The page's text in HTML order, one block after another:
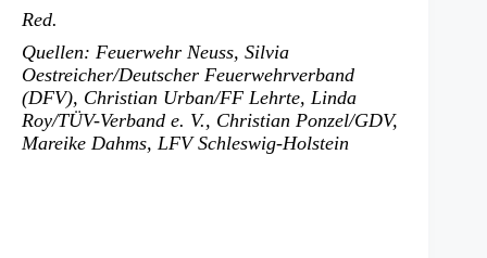
Red.
Quellen: Feuerwehr Neuss, Silvia
Oestreicher/Deutscher Feuerwehrverband
(DFV), Christian Urban/FF Lehrte, Linda
Roy/TÜV-Verband e. V., Christian Ponzel/GDV,
Mareike Dahms, LFV Schleswig-Holstein